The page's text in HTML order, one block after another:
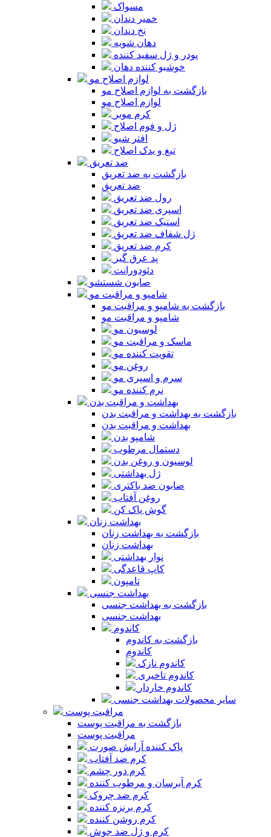
مسواک
خمیر دندان
نخ دندان
دهان شویه
پودر و ژل سفید کننده
خوشبو کننده دهان
لوازم اصلاح مو
بازگشت به لوازم اصلاح مو
لوازم اصلاح مو
کرم موبر
ژل و فوم اصلاح
افتر شیو
تیغ و یدک اصلاح
ضد تعریق
بازگشت به ضد تعریق
ضد تعریق
رول ضد تعریق
اسپری ضد تعریق
استیک ضد تعریق
ژل شفاف ضد تعریق
کرم ضد تعریق
پد عرق گیر
دئودورانت
صابون شستشو
شامپو و مراقبت مو
بازگشت به شامپو و مراقبت مو
شامپو و مراقبت مو
لوسیون مو
ماسک و مراقبت مو
تقویت کننده مو
روغن مو
سرم و اسپری مو
نرم کننده مو
بهداشت و مراقبت بدن
بازگشت به بهداشت و مراقبت بدن
بهداشت و مراقبت بدن
شامپو بدن
دستمال مرطوب
لوسیون و روغن بدن
ژل بهداشتی
صابون ضد باکتری
روغن آفتاب
گوش پاک کن
بهداشت زنان
بازگشت به بهداشت زنان
بهداشت زنان
نوار بهداشتی
کاپ قاعدگی
تامپون
بهداشت جنسی
بازگشت به بهداشت جنسی
بهداشت جنسی
کاندوم
بازگشت به کاندوم
کاندوم
کاندوم نازک
کاندوم تاخیری
کاندوم خاردار
سایر محصولات بهداشت جنسی
مراقبت پوست
بازگشت به مراقبت پوست
مراقبت پوست
پاک کننده آرایش صورت
کرم ضد آفتاب
کرم دور چشم
کرم آبرسان و مرطوب کننده
کرم ضد چروک
کرم برنزه کننده
کرم روشن کننده
کرم و ژل ضد جوش